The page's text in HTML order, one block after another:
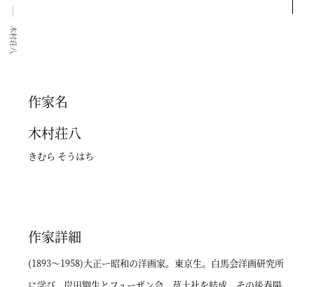
木村荘八
作家名
木村荘八
きむら そうはち
作家詳細
(1893～1958)大正ー昭和の洋画家。東京生。白馬会洋画研究所